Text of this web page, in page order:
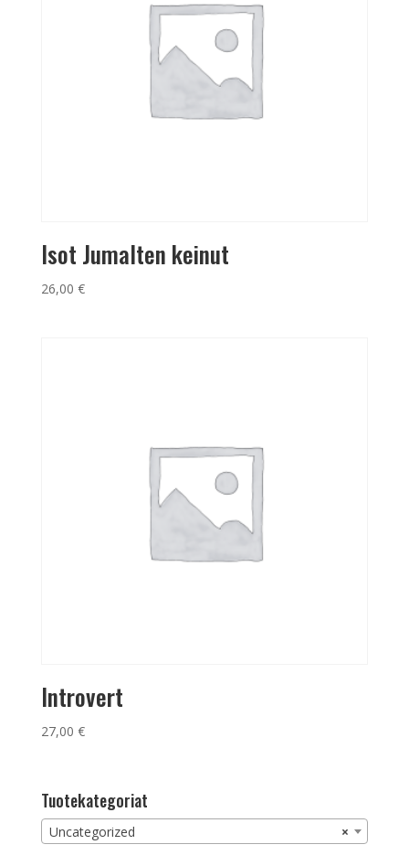
Isot Jumalten keinut
26,00 €
Introvert
27,00 €
Tuotekategoriat
×
Uncategorized